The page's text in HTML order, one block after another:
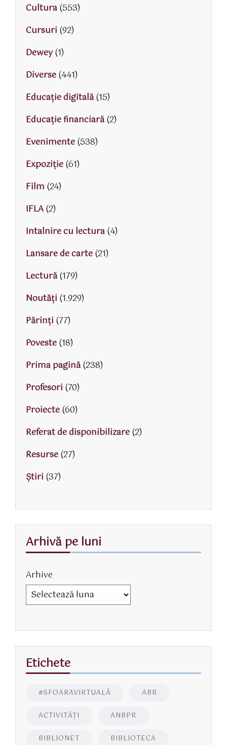
Cultura(553)
Cursuri (92)
Dewey(1)
Diverse(441)
Educaţie digitală(15)
Educaţie financiară(2)
Evenimente(538)
Expoziție(61)
Film (24)
IFLA(2)
Intalnire cu lectura(4)
Lansare de carte(21)
Lectură(179)
Noutăți (1.929)
Părinţi (77)
Poveste(18)
Prima pagină(238)
Profesori (70)
Proiecte(60)
Referat de disponibilizare(2)
Resurse(27)
Știri (37)
Arhivă pe luni
Arhive
Etichete
#SFOARAVIRTUALĂ ABR
ACTIVITĂŢI ANBPR
BIBLIONET BIBLIOTECA